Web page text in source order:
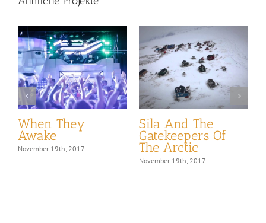
When They
Awake
November 19th, 2017
Sila And The
Gatekeepers Of
The Arctic
November 19th, 2017